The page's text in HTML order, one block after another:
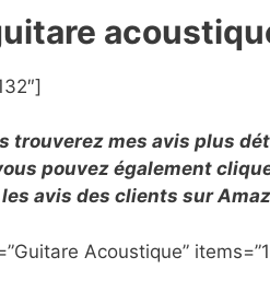
trouverez mes avis plus
pouvez également
avis des clients sur
Acoustique”